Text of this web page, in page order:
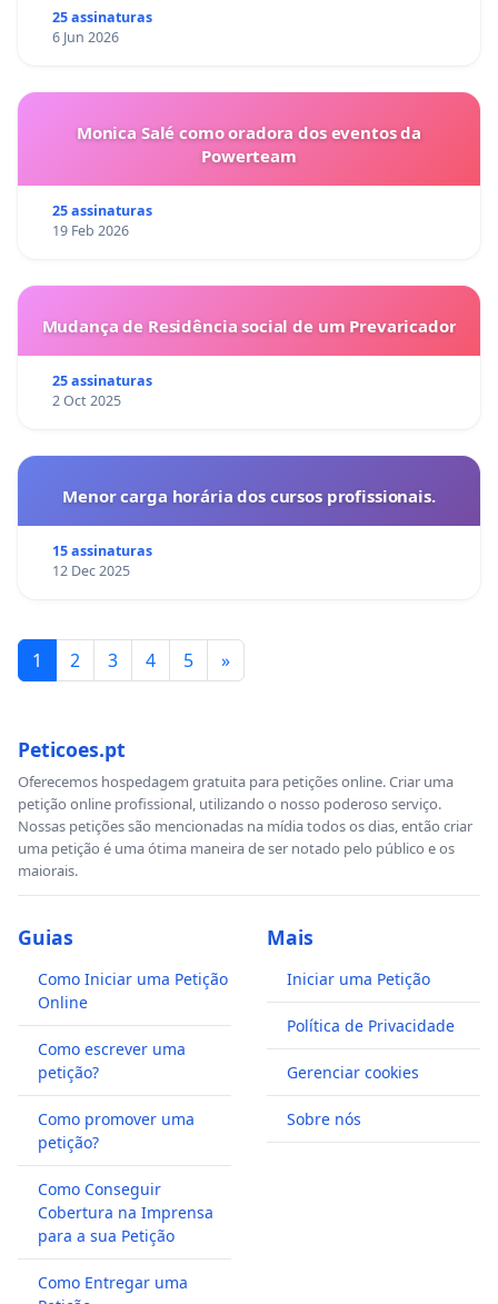
25 assinaturas
6 Jun 2026
Monica Salé como oradora dos eventos da
Powerteam
25 assinaturas
19 Feb 2026
Mudança de Residência social de um Prevaricador
25 assinaturas
2 Oct 2025
Menor carga horária dos cursos profissionais.
15 assinaturas
12 Dec 2025
1 2 3 4 5 »
Peticoes.pt
Oferecemos hospedagem gratuita para petições online. Criar uma
petição online profissional, utilizando o nosso poderoso serviço.
Nossas petições são mencionadas na mídia todos os dias, então criar
uma petição é uma ótima maneira de ser notado pelo público e os
maiorais.
Guias
Como Iniciar uma Petição
Online
Como escrever uma
petição?
Como promover uma
petição?
Como Conseguir
Cobertura na Imprensa
para a sua Petição
Como Entregar uma
Mais
Iniciar uma Petição
Política de Privacidade
Gerenciar cookies
Sobre nós